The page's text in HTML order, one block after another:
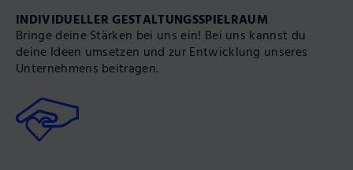
INDIVIDUELLER GESTALTUNGS­SPIELRAUM
Bringe deine Stärken bei uns ein! Bei uns kannst du
deine Ideen umsetzen und zur Entwicklung unseres
Unternehmens beitragen.